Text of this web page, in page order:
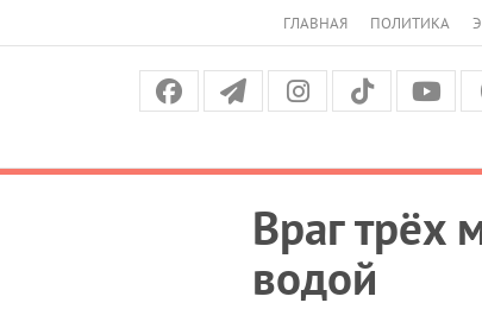
ГЛАВНАЯ ПОЛИТИКА
Враг трёх
водой